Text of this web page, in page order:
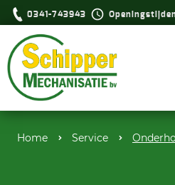
0341-743943
Home Service